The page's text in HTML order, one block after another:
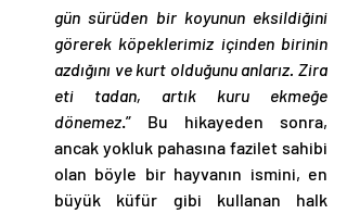
gün sürüden bir koyunun eksildiğini
görerek köpeklerimiz içinden birinin
azdığını ve kurt olduğunu anlarız. Zira
eti tadan, artık kuru ekmeğe
dönemez.” Bu hikayeden sonra,
ancak yokluk pahasına fazilet sahibi
olan böyle bir hayvanın ismini, en
büyük küfür gibi kullanan halk